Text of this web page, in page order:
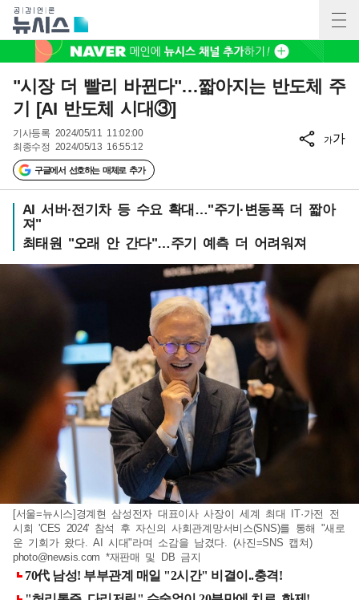
"시장 더 빨리 바뀐다"…짧아지는 반도체 주
기 [AI 반도체 시대③]
기사등록 2024/05/11 11:02:00
최종수정 2024/05/13 16:55:12
구글에서 선호하는 매체로 추가
가가
AI 서버·전기차 등 수요 확대…"주기·변동폭 더 짧아
져"
최태원 "오래 안 간다"…주기 예측 더 어려워져
[서울=뉴시스]경계현 삼성전자 대표이사 사장이 세계 최대 IT·가전 전
시회 'CES 2024' 참석 후 자신의 사회관계망서비스(SNS)를 통해 "새로
운 기회가 왔다. AI 시대"라며 소감을 남겼다. (사진=SNS 캡쳐)
photo@newsis.com *재판매 및 DB 금지